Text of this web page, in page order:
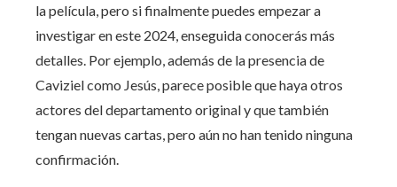
la película, pero si finalmente puedes empezar a
investigar en este 2024, enseguida conocerás más
detalles. Por ejemplo, además de la presencia de
Caviziel como Jesús, parece posible que haya otros
actores del departamento original y que también
tengan nuevas cartas, pero aún no han tenido ninguna
confirmación.